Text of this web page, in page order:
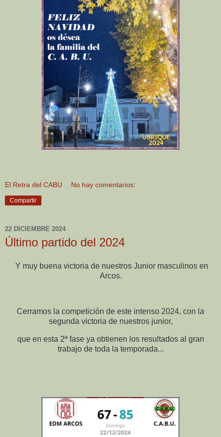
El Retra del CABU No hay comentarios:
Compartir
22 DICIEMBRE 2024
Último partido del 2024
Y muy buena victoria de nuestros Junior masculinos en
Arcos.
Cerramos la competición de este intenso 2024, con la
segunda victoria de nuestros junior,
que en esta 2ª fase ya obtienen los resultados al gran
trabajo de toda la temporada...